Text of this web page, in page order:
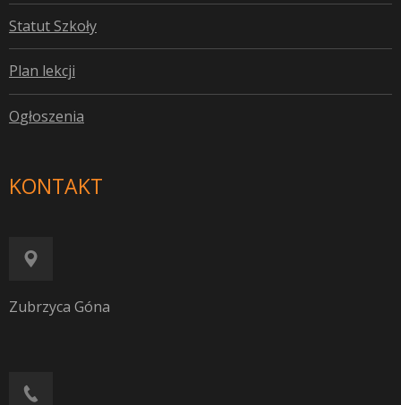
Statut Szkoły
Plan lekcji
Ogłoszenia
KONTAKT
Zubrzyca Góna